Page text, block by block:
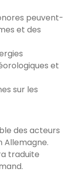
peuvent-
et des
et
sur les
des acteurs
Allemagne.
traduite